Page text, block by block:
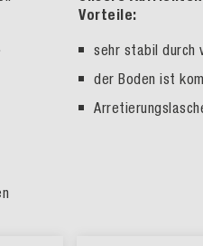
Vorteile:
sehr stabil durch
der Boden ist